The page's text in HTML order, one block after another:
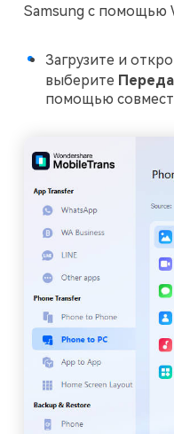
Samsung с помощью
Загрузите и
выберите
помощью